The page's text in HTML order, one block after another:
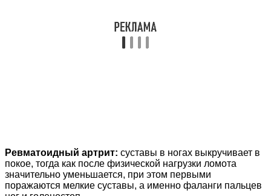
Ревматоидный артрит: суставы в ногах выкручивает в
покое, тогда как после физической нагрузки ломота
значительно уменьшается, при этом первыми
поражаются мелкие суставы, а именно фаланги пальцев